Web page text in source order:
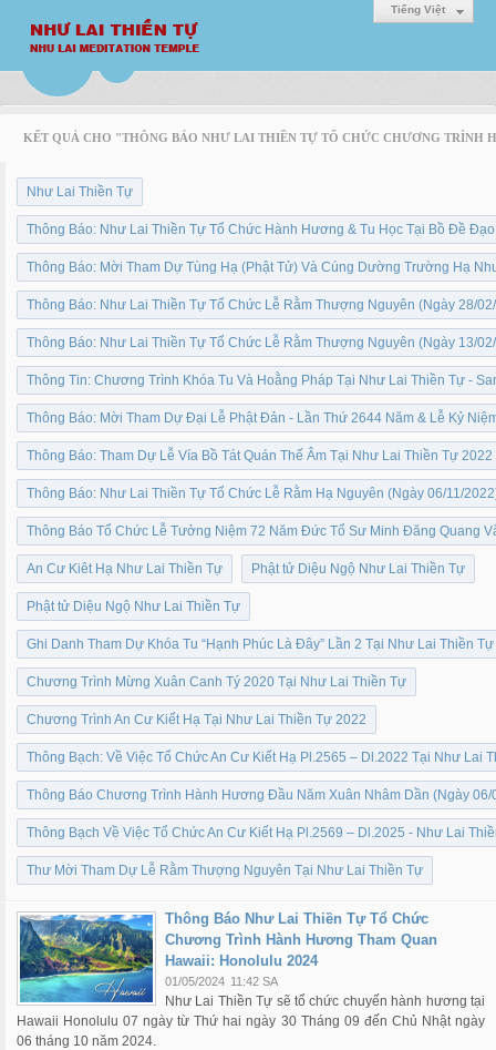
Tiếng Việt
KẾT QUẢ CHO "THÔNG BÁO NHƯ LAI THIỀN TỰ TỔ CHỨC CHƯƠNG TRÌNH
Như Lai Thiền Tự
Thông Báo: Như Lai Thiền Tự Tổ Chức Hành Hương & Tu Học Tại Bồ Đề
Thông Báo: Mời Tham Dự Tùng Hạ (Phật Tử) Và Cúng Dường Trường Hạ
Thông Báo: Như Lai Thiền Tự Tổ Chức Lễ Rằm Thượng Nguyên (Ngày 28/
Thông Báo: Như Lai Thiền Tự Tổ Chức Lễ Rằm Thượng Nguyên (Ngày 13/
Thông Tin: Chương Trình Khóa Tu Và Hoằng Pháp Tại Như Lai Thiền Tự -
Thông Báo: Mời Tham Dự Đại Lễ Phật Đản - Lần Thứ 2644 Năm & Lễ Kỷ
Thông Báo: Tham Dự Lễ Vía Bồ Tát Quán Thế Âm Tại Như Lai Thiền Tự 2022
Thông Báo: Như Lai Thiền Tự Tổ Chức Lễ Rằm Hạ Nguyên (Ngày 06/11/
Thông Báo Tổ Chức Lễ Tưởng Niệm 72 Năm Đức Tổ Sư Minh Đăng Quang
An Cư Kiêt Hạ Như Lai Thiền Tự Phật tử Diệu Ngộ Như Lai Thiền Tự
Phật tử Diệu Ngộ Như Lai Thiền Tự
Ghi Danh Tham Dự Khóa Tu “Hạnh Phúc Là Đây” Lần 2 Tại Như Lai Thiền
Chương Trình Mừng Xuân Canh Tý 2020 Tại Như Lai Thiền Tự
Chương Trình An Cư Kiết Hạ Tại Như Lai Thiền Tự 2022
Thông Bạch: Về Việc Tổ Chức An Cư Kiết Hạ Pl.2565 – Dl.2022 Tại Như Lai
Thông Báo Chương Trình Hành Hương Đầu Năm Xuân Nhâm Dần (Ngày 06/
Thông Bạch Về Việc Tổ Chức An Cư Kiết Hạ Pl.2569 – Dl.2025 - Như Lai
Thư Mời Tham Dự Lễ Rằm Thượng Nguyên Tại Như Lai Thiền Tự
Thông Báo Như Lai Thiền Tự Tổ Chức
Chương Trình Hành Hương Tham Quan
Hawaii: Honolulu 2024
01/05/2024 11:42 SA
Như Lai Thiền Tự sẽ tổ chức chuyến hành hương tại
Hawaii Honolulu 07 ngày từ Thứ hai ngày 30 Tháng 09 đến Chủ Nhật ngày
06 tháng 10 năm 2024.